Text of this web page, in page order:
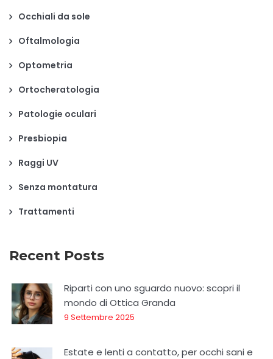
Occhiali da sole
Oftalmologia
Optometria
Ortocheratologia
Patologie oculari
Presbiopia
Raggi UV
Senza montatura
Trattamenti
Recent Posts
Riparti con uno sguardo nuovo: scopri il
mondo di Ottica Granda
9 Settembre 2025
Estate e lenti a contatto, per occhi sani e